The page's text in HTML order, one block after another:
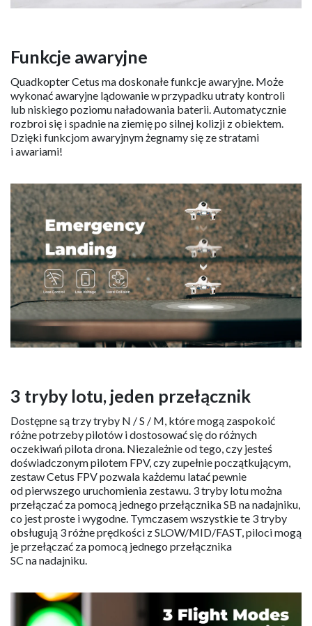
Funkcje awaryjne
Quadkopter Cetus ma doskonałe funkcje awaryjne. Może
wykonać awaryjne lądowanie w przypadku utraty kontroli
lub niskiego poziomu naładowania baterii. Automatycznie
rozbroi się i spadnie na ziemię po silnej kolizji z obiektem.
Dzięki funkcjom awaryjnym żegnamy się ze stratami
i awariami!
3 tryby lotu, jeden przełącznik
Dostępne są trzy tryby N / S / M, które mogą zaspokoić
różne potrzeby pilotów i dostosować się do różnych
oczekiwań pilota drona. Niezależnie od tego, czy jesteś
doświadczonym pilotem FPV, czy zupełnie początkującym,
zestaw Cetus FPV pozwala każdemu latać pewnie
od pierwszego uruchomienia zestawu. 3 tryby lotu można
przełączać za pomocą jednego przełącznika SB na nadajniku,
co jest proste i wygodne. Tymczasem wszystkie te 3 tryby
obsługują 3 różne prędkości z SLOW/MID/FAST, piloci mogą
je przełączać za pomocą jednego przełącznika
SC na nadajniku.